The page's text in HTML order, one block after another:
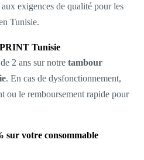
exigences de qualité pour les
Tunisie.
Tunisie
2 ans sur notre tambour
. En cas de dysfonctionnement,
ou le remboursement rapide pour
sur votre consommable